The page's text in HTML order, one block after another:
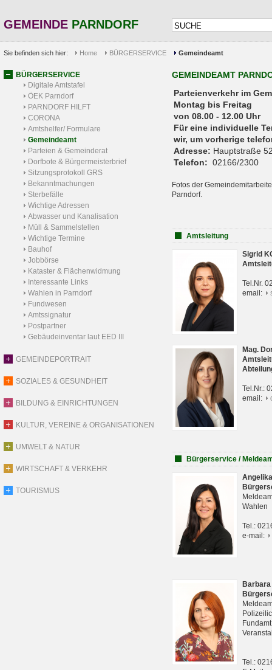
GEMEINDE PARNDORF
Sie befinden sich hier: Home BÜRGERSERVICE Gemeindeamt
BÜRGERSERVICE
Digitale Amtstafel
ÖEK Parndorf
PARNDORF HILFT
CORONA
Amtshelfer/ Formulare
Gemeindeamt
Parteien & Gemeinderat
Dorfbote & Bürgermeisterbrief
Sitzungsprotokoll GRS
Bekanntmachungen
Sterbefälle
Wichtige Adressen
Abwasser und Kanalisation
Müll & Sammelstellen
Wichtige Termine
Bauhof
Jobbörse
Kataster & Flächenwidmung
Interessante Links
Wahlen in Parndorf
Fundwesen
Amtssignatur
Postpartner
Gebäudeinventar laut EED III
GEMEINDEPORTRAIT
SOZIALES & GESUNDHEIT
BILDUNG & EINRICHTUNGEN
KULTUR, VEREINE & ORGANISATIONEN
UMWELT & NATUR
WIRTSCHAFT & VERKEHR
TOURISMUS
GEMEINDEAMT
Parteienverkehr
Montag bis Freitag
von 08.00 - 12.00 Uhr
Für eine individuelle
wir, um vorherige
Adresse: Hauptstraße
Telefon: 02166/2300
Fotos der
Parndorf.
Amtsleitung
Sigrid
Tel.Nr.
email:
Mag.
Tel.Nr.:
email:
Bürgerservice /
Wahlen
Tel.:
e-mail:
Tel.: